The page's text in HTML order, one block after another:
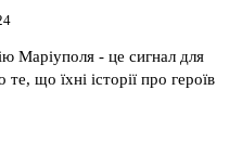
Маріуполя - це сигнал для
що їхні історії про героїв